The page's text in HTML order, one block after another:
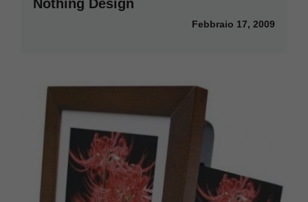
Nothing Design
Febbraio 17, 2009